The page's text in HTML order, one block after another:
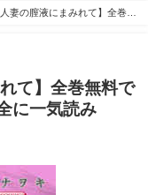
妻の膣液にまみれて】全巻無
て】全巻無料で
に一気読み